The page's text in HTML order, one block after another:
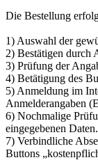
Die Bestellung
1) Auswahl der
2) Bestätigen durch
3) Prüfung der
4) Betätigung des
5) Anmeldung im
Anmelderangaben
6) Nochmalige
eingegebenen Daten.
7) Verbindliche
Buttons